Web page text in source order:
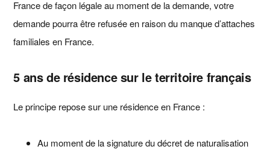
France de façon légale au moment de la demande, votre
demande pourra être refusée en raison du manque d’attaches
familiales en France.
5 ans de résidence sur le territoire français
Le principe repose sur une résidence en France :
Au moment de la signature du décret de naturalisation